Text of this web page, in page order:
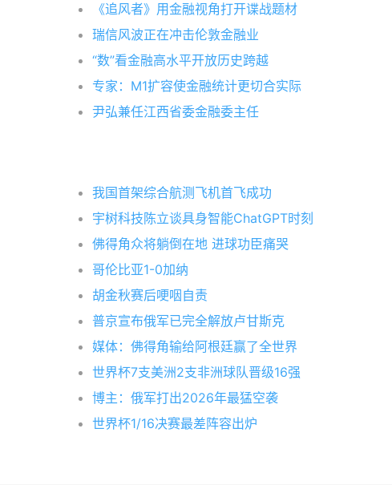
《追风者》用金融视角打开谍战题材
瑞信风波正在冲击伦敦金融业
“数”看金融高水平开放历史跨越
专家：M1扩容使金融统计更切合实际
尹弘兼任江西省委金融委主任
我国首架综合航测飞机首飞成功
宇树科技陈立谈具身智能ChatGPT时刻
佛得角众将躺倒在地 进球功臣痛哭
哥伦比亚1-0加纳
胡金秋赛后哽咽自责
普京宣布俄军已完全解放卢甘斯克
媒体：佛得角输给阿根廷赢了全世界
世界杯7支美洲2支非洲球队晋级16强
博主：俄军打出2026年最猛空袭
世界杯1/16决赛最差阵容出炉